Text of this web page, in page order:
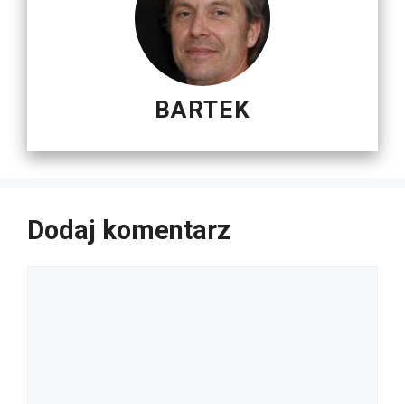
BARTEK
Dodaj komentarz